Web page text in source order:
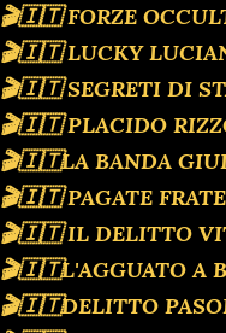
🎬🇮🇹 FORZE
🎬🇮🇹 LUCKY
🎬🇮🇹 SEGRETI DI
🎬🇮🇹 PLACIDO
🎬🇮🇹LA BANDA
🎬🇮🇹 PAGATE
🎬🇮🇹 IL DELITTO
🎬🇮🇹L'AGGUATO A
🎬🇮🇹DELITTO